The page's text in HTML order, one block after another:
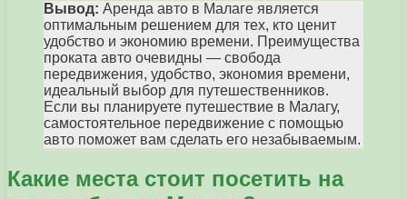
Вывод: Аренда авто в Малаге является
оптимальным решением для тех, кто ценит
удобство и экономию времени. Преимущества
проката авто очевидны — свобода
передвижения, удобство, экономия времени,
идеальный выбор для путешественников.
Если вы планируете путешествие в Малагу,
самостоятельное передвижение с помощью
авто поможет вам сделать его незабываемым.
Какие места стоит посетить на